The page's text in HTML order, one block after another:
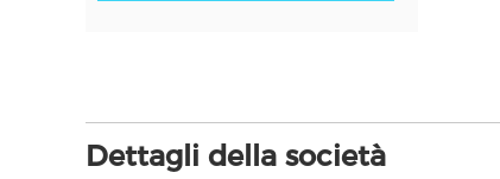
Dettagli della società